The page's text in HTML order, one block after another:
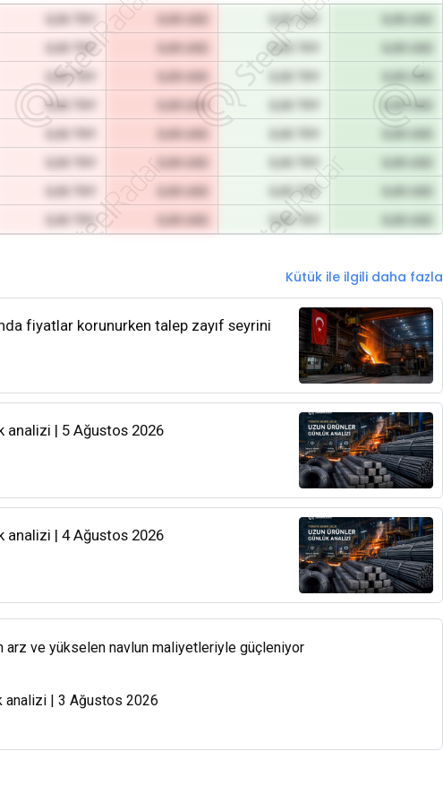
0,00 TRY
0,00 TRY 0,00 TRY
0,00 TRY
0,00 USD
0,00 TRY
0,00 USD
0,00 TRY
0,00 TRY 0,00 TRY
Kütük ile ilgili daha fazla
fiyatlar korunurken talep zayıf seyrini
analizi | 5 Ağustos 2026
analizi | 4 Ağustos 2026
arz ve yükselen navlun maliyetleriyle güçleniyor
analizi | 3 Ağustos 2026